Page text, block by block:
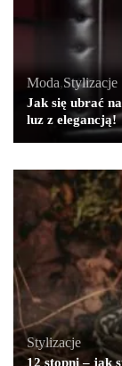
Moda,Stylizacje
Jak się ubrać
luz z elegancją!
Stylizacje
12 stopni – jak